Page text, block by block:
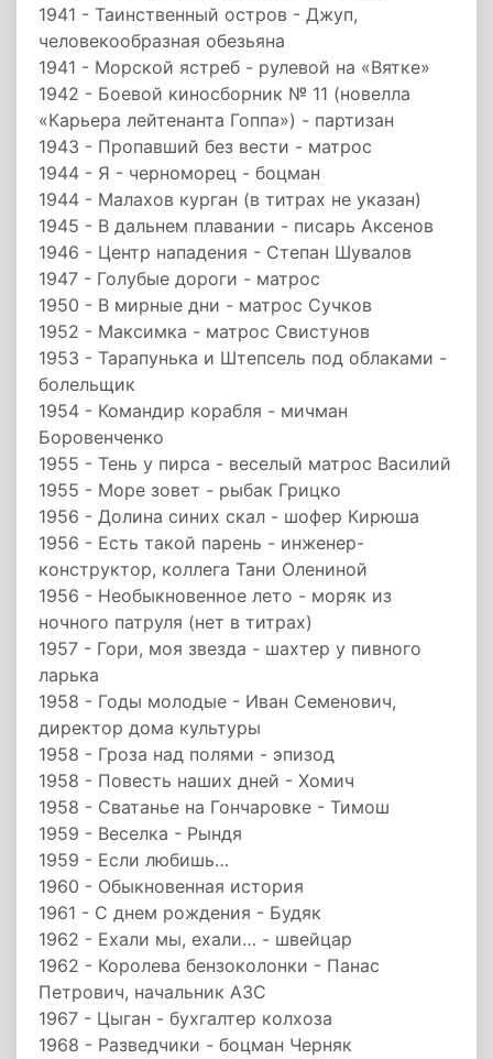
1941 - Таинственный остров - Джуп,
человекообразная обезьяна
1941 - Морской ястреб - рулевой на «Вятке»
1942 - Боевой киносборник № 11 (новелла
«Карьера лейтенанта Гоппа») - партизан
1943 - Пропавший без вести - матрос
1944 - Я - черноморец - боцман
1944 - Малахов курган (в титрах не указан)
1945 - В дальнем плавании - писарь Аксенов
1946 - Центр нападения - Степан Шувалов
1947 - Голубые дороги - матрос
1950 - В мирные дни - матрос Сучков
1952 - Максимка - матрос Свистунов
1953 - Тарапунька и Штепсель под облаками -
болельщик
1954 - Командир корабля - мичман
Боровенченко
1955 - Тень у пирса - веселый матрос Василий
1955 - Море зовет - рыбак Грицко
1956 - Долина синих скал - шофер Кирюша
1956 - Есть такой парень - инженер-
конструктор, коллега Тани Олениной
1956 - Необыкновенное лето - моряк из
ночного патруля (нет в титрах)
1957 - Гори, моя звезда - шахтер у пивного
ларька
1958 - Годы молодые - Иван Семенович,
директор дома культуры
1958 - Гроза над полями - эпизод
1958 - Повесть наших дней - Хомич
1958 - Сватанье на Гончаровке - Тимош
1959 - Веселка - Рындя
1959 - Если любишь…
1960 - Обыкновенная история
1961 - С днем рождения - Будяк
1962 - Ехали мы, ехали… - швейцар
1962 - Королева бензоколонки - Панас
Петрович, начальник АЗС
1967 - Цыган - бухгалтер колхоза
1968 - Разведчики - боцман Черняк